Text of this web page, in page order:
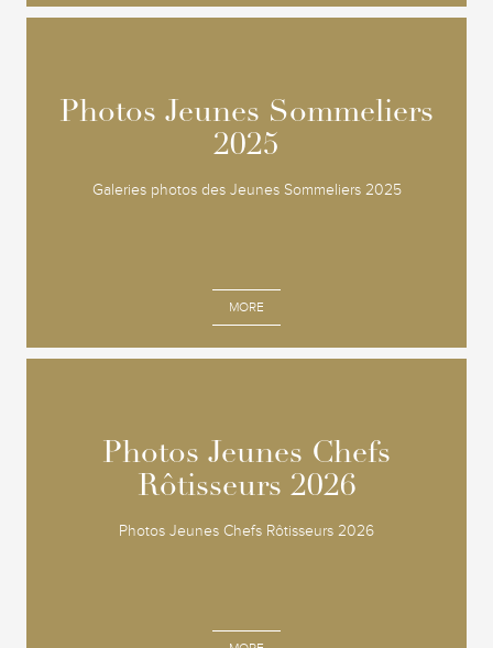
Photos Jeunes Sommeliers
2025
Galeries photos des Jeunes Sommeliers 2025
MORE
Photos Jeunes Sommeliers
2025
Photos Jeunes Chefs
Rôtisseurs 2026
Photos Jeunes Chefs Rôtisseurs 2026
Photos Jeunes Chefs
Rôtisseurs 2026